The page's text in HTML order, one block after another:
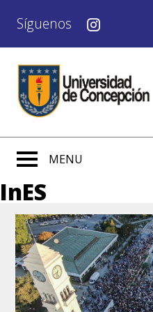
Síguenos
MENU
InES